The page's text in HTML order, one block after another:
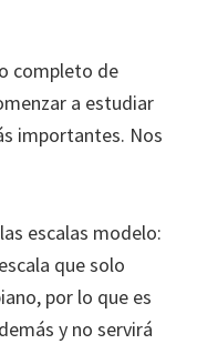
completo de
a estudiar
importantes. Nos
escalas modelo:
que solo
por lo que es
y no servirá